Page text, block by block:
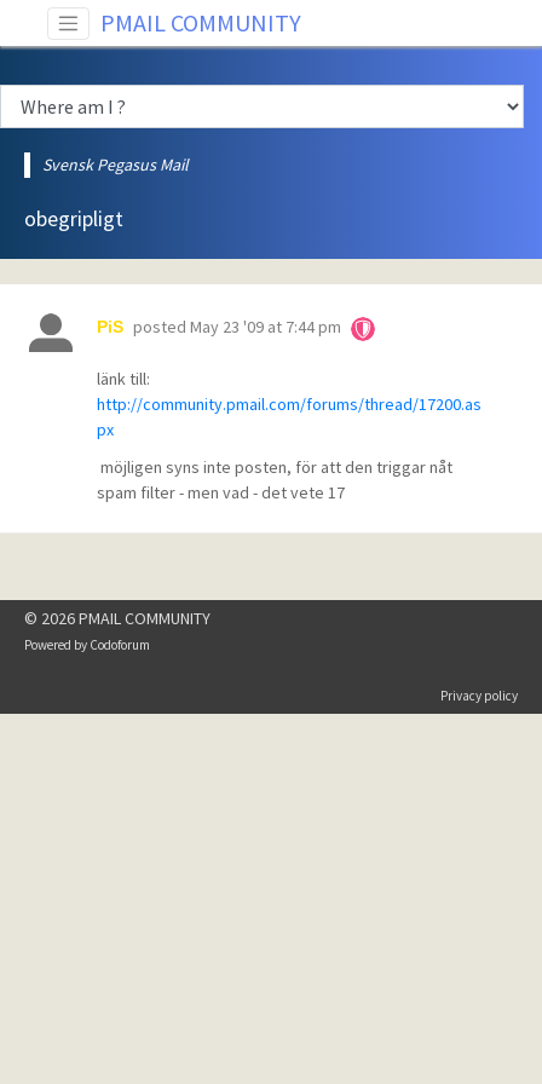
PMAIL COMMUNITY
Svensk Pegasus Mail
obegripligt
PiS posted May 23 '09 at 7:44 pm
länk till:
http://community.pmail.com/forums/thread/17200.as
px
möjligen syns inte posten, för att den triggar nåt
spam filter - men vad - det vete 17
© 2026 PMAIL COMMUNITY
Powered by Codoforum
Privacy policy